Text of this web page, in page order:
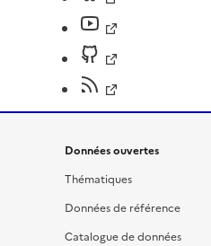
Données ouvertes
Thématiques
Données de référence
Catalogue de données